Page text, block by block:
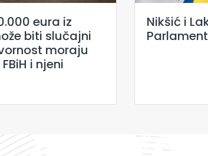
eura iz
biti slučajni
moraju
i njeni
Nikšić i